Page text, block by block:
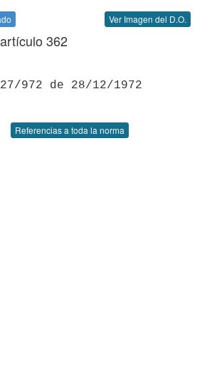
Ver Imagen del D.O.
362
972 de 28/12/1972
Referencias a toda la norma